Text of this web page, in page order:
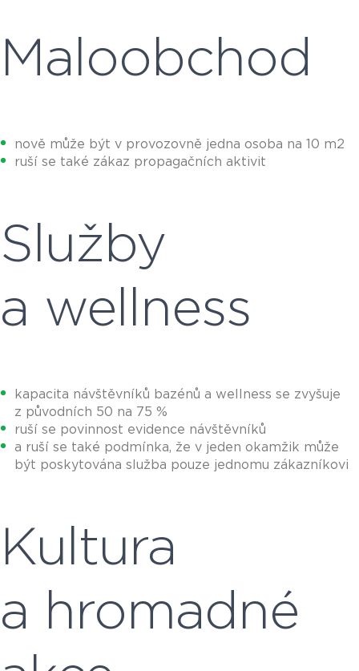
Maloobchod
nově může být v provozovně jedna osoba na 10 m2
ruší se také zákaz propagačních aktivit
Služby
a wellness
kapacita návštěvníků bazénů a wellness se zvyšuje
z původních 50 na 75 %
ruší se povinnost evidence návštěvníků
a ruší se také podmínka, že v jeden okamžik může
být poskytována služba pouze jednomu zákazníkovi
Kultura
a hromadné